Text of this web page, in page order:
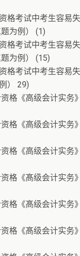
格考试中考生容易
为例） (1)
格考试中考生容易
为例） (15)
格考试中考生容易
） 29)
格《高级会计实务
格《高级会计实务
格《高级会计实务
格《髙级会计实务
格《髙级会计实务
格《髙级会计实务